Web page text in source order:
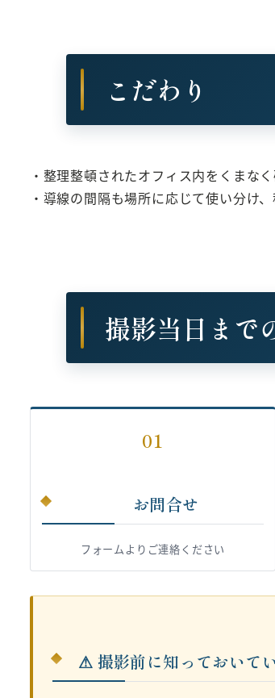
こだわり
・整理整頓されたオフィス内をくまな
・導線の間隔も場所に応じて使い分け
撮影当日まで
01
お問合せ
フォームよりご連絡ください
⚠ 撮影前に知っておいて